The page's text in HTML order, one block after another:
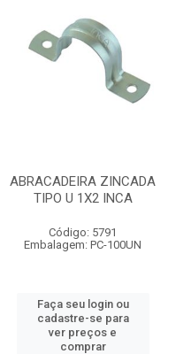
ABRACADEIRA ZINCADA
TIPO U 1X2 INCA
Código: 5791
Embalagem: PC-100UN
Faça seu login ou
cadastre-se para
ver preços e
comprar